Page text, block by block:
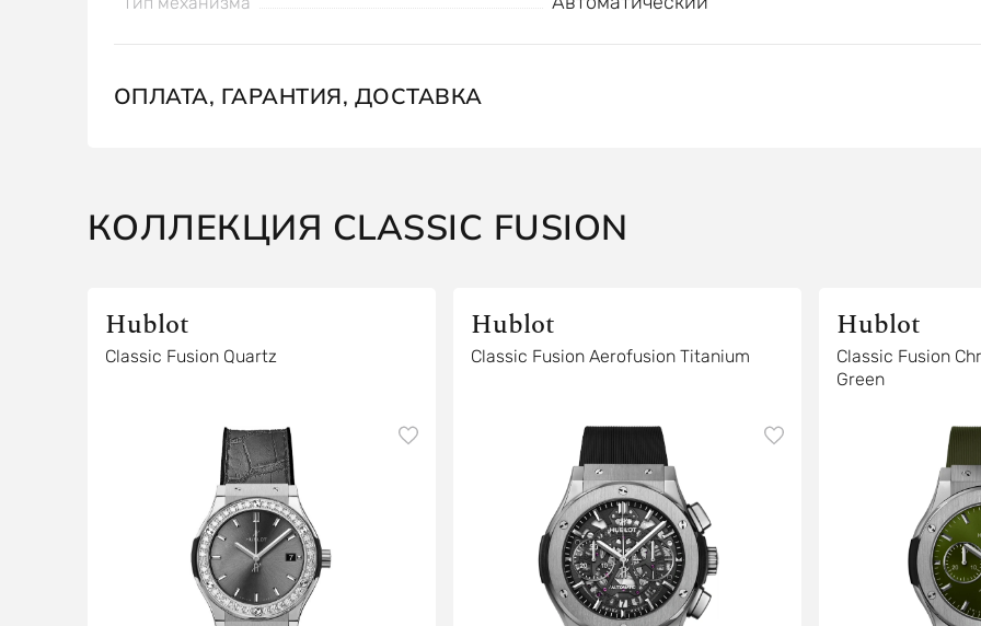
ОПЛАТА, ГАРАНТИЯ, ДОСТАВКА
КОЛЛЕКЦИЯ CLASSIC FUSION
Hublot
Classic Fusion Quartz
Hublot
Classic Fusion Aerofusion Titanium
Hublot
Classic Fusion
Green